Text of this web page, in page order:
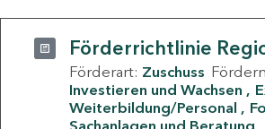
Förderrichtlinie
Förderart: Zuschuss
Investieren und Wachsen
Weiterbildung/Personal